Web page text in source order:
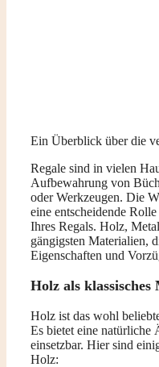
Ein Überblick über die
Regale sind in vielen
Aufbewahrung von
oder Werkzeugen. Die
eine entscheidende
Ihres Regals. Holz,
gängigsten Materialien,
Eigenschaften und
Holz als
Holz ist das wohl
Es bietet eine natürliche
einsetzbar. Hier sind
Holz: